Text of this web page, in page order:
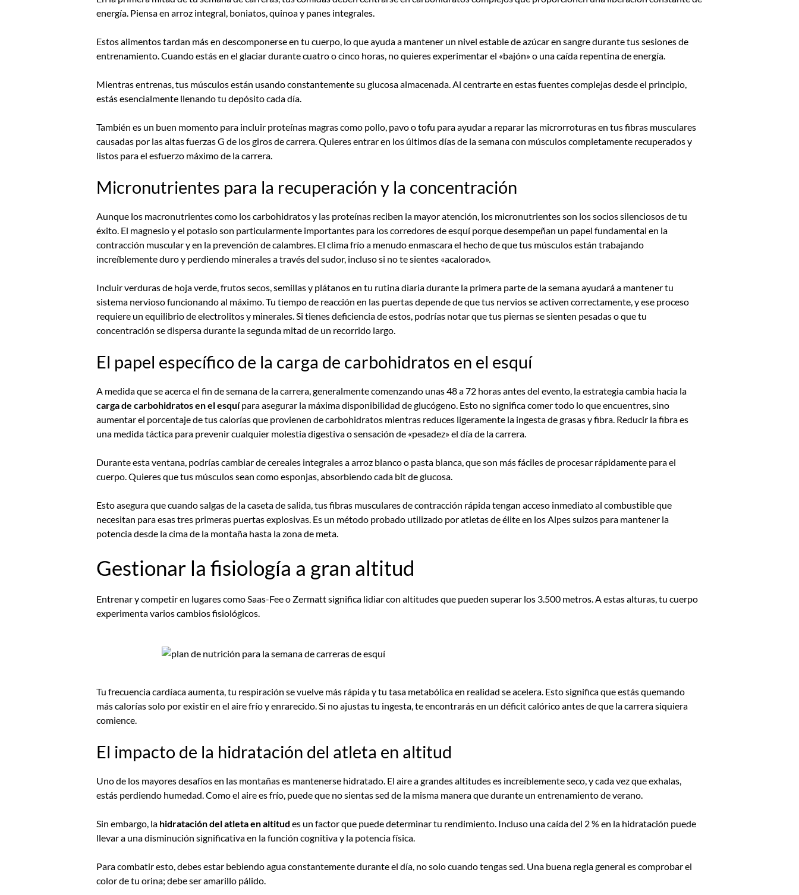
energía. Piensa en arroz integral, boniatos, quinoa y panes integrales.
Estos alimentos tardan más en descomponerse en tu cuerpo, lo que ayuda a mantener un nivel estable de azúcar en sangre durante tus sesiones de
entrenamiento. Cuando estás en el glaciar durante cuatro o cinco horas, no quieres experimentar el «bajón» o una caída repentina de energía.
Mientras entrenas, tus músculos están usando constantemente su glucosa almacenada. Al centrarte en estas fuentes complejas desde el principio,
estás esencialmente llenando tu depósito cada día.
También es un buen momento para incluir proteínas magras como pollo, pavo o tofu para ayudar a reparar las microrroturas en tus fibras musculares
causadas por las altas fuerzas G de los giros de carrera. Quieres entrar en los últimos días de la semana con músculos completamente recuperados y
listos para el esfuerzo máximo de la carrera.
Micronutrientes para la recuperación y la concentración
Aunque los macronutrientes como los carbohidratos y las proteínas reciben la mayor atención, los micronutrientes son los socios silenciosos de tu
éxito. El magnesio y el potasio son particularmente importantes para los corredores de esquí porque desempeñan un papel fundamental en la
contracción muscular y en la prevención de calambres. El clima frío a menudo enmascara el hecho de que tus músculos están trabajando
increíblemente duro y perdiendo minerales a través del sudor, incluso si no te sientes «acalorado».
Incluir verduras de hoja verde, frutos secos, semillas y plátanos en tu rutina diaria durante la primera parte de la semana ayudará a mantener tu
sistema nervioso funcionando al máximo. Tu tiempo de reacción en las puertas depende de que tus nervios se activen correctamente, y ese proceso
requiere un equilibrio de electrolitos y minerales. Si tienes deficiencia de estos, podrías notar que tus piernas se sienten pesadas o que tu
concentración se dispersa durante la segunda mitad de un recorrido largo.
El papel específico de la carga de carbohidratos en el esquí
A medida que se acerca el fin de semana de la carrera, generalmente comenzando unas 48 a 72 horas antes del evento, la estrategia cambia hacia la
carga de carbohidratos en el esquípara asegurar la máxima disponibilidad de glucógeno. Esto no significa comer todo lo que encuentres, sino
aumentar el porcentaje de tus calorías que provienen de carbohidratos mientras reduces ligeramente la ingesta de grasas y fibra. Reducir la fibra es
una medida táctica para prevenir cualquier molestia digestiva o sensación de «pesadez» el día de la carrera.
Durante esta ventana, podrías cambiar de cereales integrales a arroz blanco o pasta blanca, que son más fáciles de procesar rápidamente para el
cuerpo. Quieres que tus músculos sean como esponjas, absorbiendo cada bit de glucosa.
Esto asegura que cuando salgas de la caseta de salida, tus fibras musculares de contracción rápida tengan acceso inmediato al combustible que
necesitan para esas tres primeras puertas explosivas. Es un método probado utilizado por atletas de élite en los Alpes suizos para mantener la
potencia desde la cima de la montaña hasta la zona de meta.
Gestionar la fisiología a gran altitud
Entrenar y competir en lugares como Saas-Fee o Zermatt significa lidiar con altitudes que pueden superar los 3.500 metros. A estas alturas, tu cuerpo
experimenta varios cambios fisiológicos.
Tu frecuencia cardíaca aumenta, tu respiración se vuelve más rápida y tu tasa metabólica en realidad se acelera. Esto significa que estás quemando
más calorías solo por existir en el aire frío y enrarecido. Si no ajustas tu ingesta, te encontrarás en un déficit calórico antes de que la carrera siquiera
comience.
El impacto de la hidratación del atleta en altitud
Uno de los mayores desafíos en las montañas es mantenerse hidratado. El aire a grandes altitudes es increíblemente seco, y cada vez que exhalas,
estás perdiendo humedad. Como el aire es frío, puede que no sientas sed de la misma manera que durante un entrenamiento de verano.
Sin embargo, la hidratación del atleta en altitud es un factor que puede determinar tu rendimiento. Incluso una caída del 2 % en la hidratación puede
llevar a una disminución significativa en la función cognitiva y la potencia física.
Para combatir esto, debes estar bebiendo agua constantemente durante el día, no solo cuando tengas sed. Una buena regla general es comprobar el
color de tu orina; debe ser amarillo pálido.